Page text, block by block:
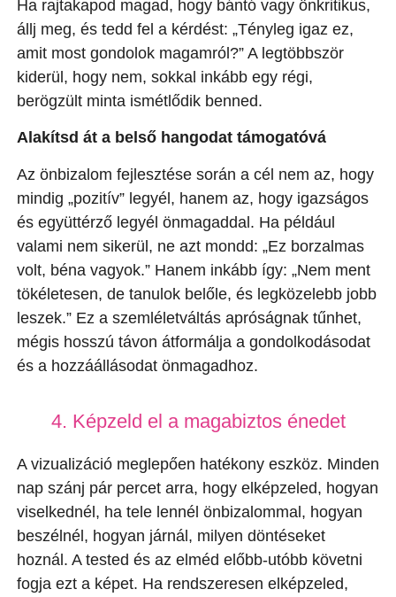
Ha rajtakapod magad, hogy bántó vagy önkritikus,
állj meg, és tedd fel a kérdést: „Tényleg igaz ez,
amit most gondolok magamról?” A legtöbbször
kiderül, hogy nem, sokkal inkább egy régi,
berögzült minta ismétlődik benned.
Alakítsd át a belső hangodat támogatóvá
Az önbizalom fejlesztése során a cél nem az, hogy
mindig „pozitív” legyél, hanem az, hogy igazságos
és együttérző legyél önmagaddal. Ha például
valami nem sikerül, ne azt mondd: „Ez borzalmas
volt, béna vagyok.” Hanem inkább így: „Nem ment
tökéletesen, de tanulok belőle, és legközelebb jobb
leszek.” Ez a szemléletváltás apróságnak tűnhet,
mégis hosszú távon átformálja a gondolkodásodat
és a hozzáállásodat önmagadhoz.
4. Képzeld el a magabiztos énedet
A vizualizáció meglepően hatékony eszköz. Minden
nap szánj pár percet arra, hogy elképzeled, hogyan
viselkednél, ha tele lennél önbizalommal, hogyan
beszélnél, hogyan járnál, milyen döntéseket
hoznál. A tested és az elméd előbb-utóbb követni
fogja ezt a képet. Ha rendszeresen elképzeled,